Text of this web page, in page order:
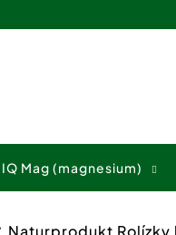
Mag (magnesium)
Naturprodukt Rolízky